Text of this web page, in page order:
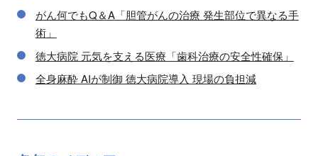
がん何でもQ＆A「胆管がんの治療 発生部位で異なる手
術」
徳大病院 元気を支える医療「歯科治療の安全性確保」
全身麻酔 AIが制御 徳大病院導入 現場の負担減